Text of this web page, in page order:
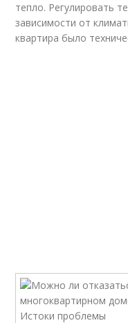
тепло. Регулировать
зависимости от
квартира было